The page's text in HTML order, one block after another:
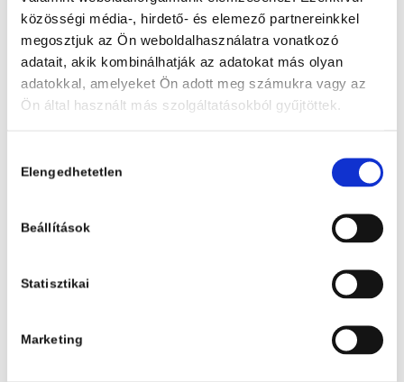
közösségi média-, hirdető- és elemező partnereinkkel
megosztjuk az Ön weboldalhasználatra vonatkozó
adatait, akik kombinálhatják az adatokat más olyan
adatokkal, amelyeket Ön adott meg számukra vagy az
Ön által használt más szolgáltatásokból gyűjtöttek.
kiválasztása
Elengedhetetlen
Beállítások
Statisztikai
Marketing
Különben dühbe jövök
3 999Ft -20%
3 199 Ft
Nyomtatott
KOSÁRBA